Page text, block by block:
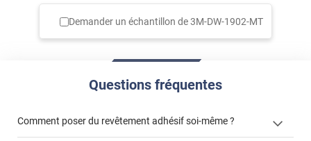
Demander un échantillon de3M-DW-1902-MT
Questions fréquentes
Comment poser du revêtement adhésif soi-même ?